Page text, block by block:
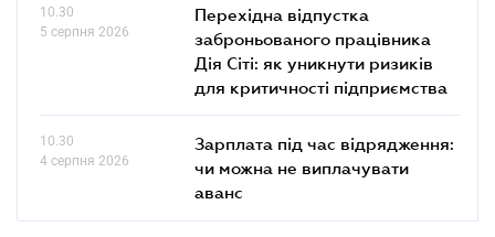
10.30
5 серпня 2026
Перехідна відпустка
заброньованого працівника
Дія Сіті: як уникнути ризиків
для критичності підприємства
10.30
4 серпня 2026
Зарплата під час відрядження:
чи можна не виплачувати
аванс